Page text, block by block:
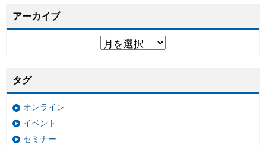
アーカイブ
タグ
オンライン
イベント
セミナー